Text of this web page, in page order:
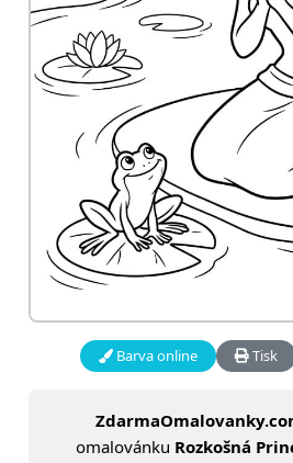
Barva online Tisk
omalovánku Rozkošná